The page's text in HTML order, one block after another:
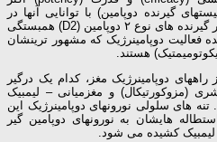
گیرنده دوپامین) با توانایی آنها در
اعمال اثر همستیزانه (آنتاگونیستی) بر گیرنده های نوع ۲ دوپامین (D2) همبستگی
فعالیت دوپامینرژیک که مشهور ترینشان
هستند.
دوپامینرژیک مغز، کدام یک درگیر
(مزوکورتیکال) و مغزمیانی – لیمبیک
های سلولی نورونهای دوپامینرژیک این
هایشان به نورونهای دوپامین گیر
لیمبیک کشیده می شود.